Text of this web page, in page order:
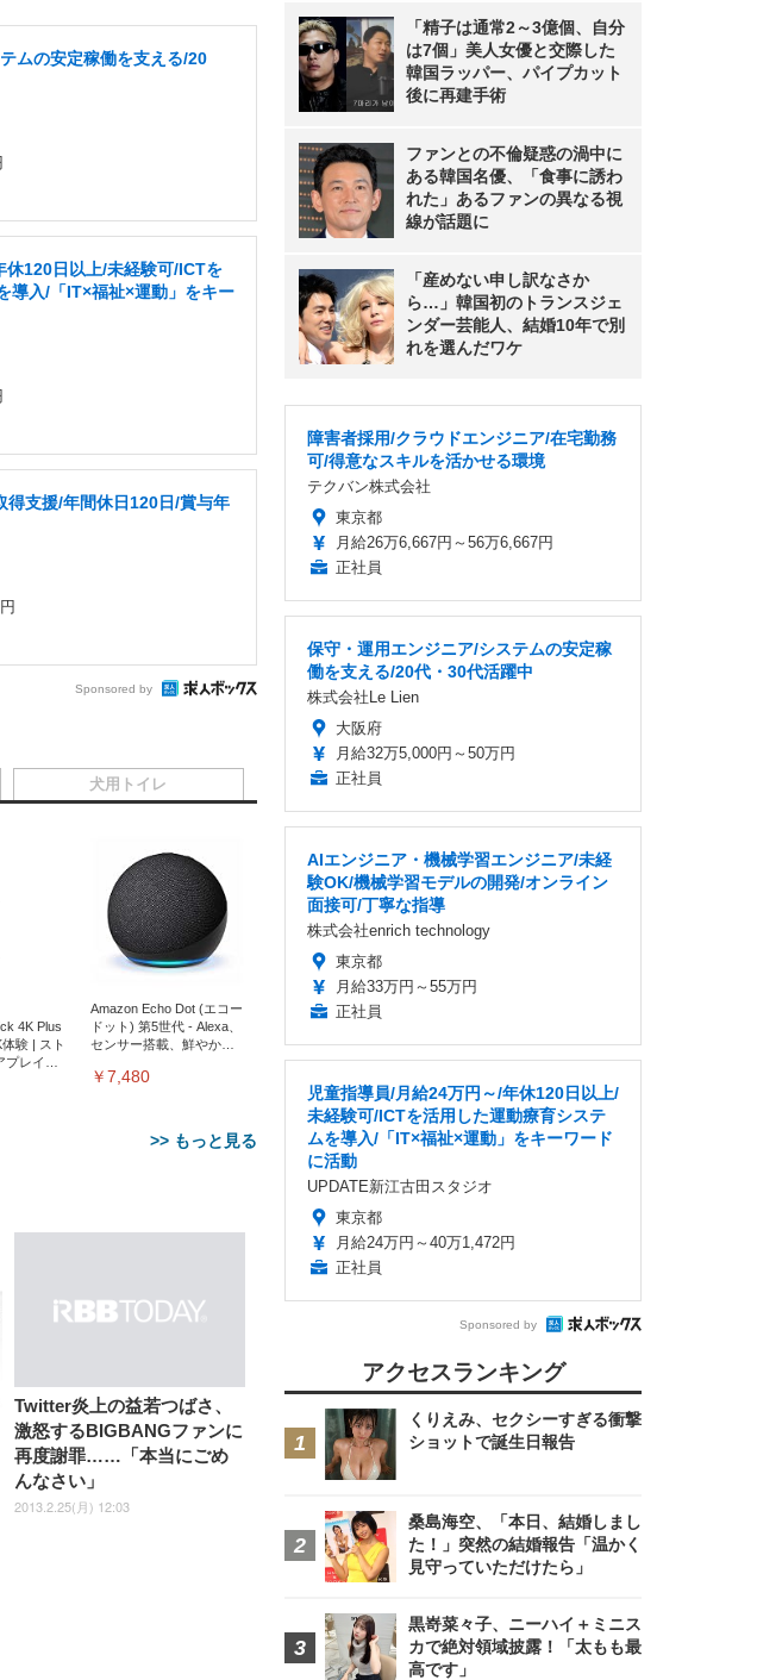
ムの安定稼働を支える/20
休120日以上/未経験可/ICTを
導入/「IT×福祉×運動」をキー
得支援/年間休日120日/賞与年
Sponsored by
4K Plus
験 | スト
レイヤ
Amazon Echo Dot (エコー
ドット) 第5世代 - Alexa、
センサー搭載、鮮やかな
￥7,480
>> もっと見る
ワーク
スト 30度
工学 椅子
上げ式ア
レスト
クッショ
メッシュ
用 おし
ッシュ 通気性 ランバーサ
ポート付き 腰サポート ガ
ス圧無段階昇降 360度回
転 キャスター付き コンパ
84～96cm テレワーク 在
宅勤務 ブラック
￥4,139
ス
Gaming Monitor 24” Essential ゲ
ーミングモニター QD 24.5インチ
1ms FHD 量子ドット 残像低減 (3
年保証 | 輝点保証 | 日本メーカー)
￥34,980
犬用トイレ
限定】
スオーヤマ
お徳用
(ケース
ュラー 200枚入
【Amazon.co.jp限定】
￥3,731
Twitter炎上の益若つばさ、
激怒するBIGBANGファンに
再度謝罪……「本当にごめ
んなさい」
2013.2.25(月) 12:03
「精子は通常2～3億個、自分
は7個」美人女優と交際した
韓国ラッパー、パイプカット
後に再建手術
ファンとの不倫疑惑の渦中に
ある韓国名優、「食事に誘わ
れた」あるファンの異なる視
線が話題に
「産めない申し訳なさか
ら…」韓国初のトランスジェ
ンダー芸能人、結婚10年で別
れを選んだワケ
障害者採用/クラウドエンジニア/在宅勤務
可/得意なスキルを活かせる環境
テクバン株式会社
東京都
月給26万6,667円～56万6,667円
正社員
保守・運用エンジニア/システムの安定稼
働を支える/20代・30代活躍中
株式会社Le Lien
大阪府
月給32万5,000円～50万円
正社員
AIエンジニア・機械学習エンジニア/未経
験OK/機械学習モデルの開発/オンライン
面接可/丁寧な指導
株式会社enrich technology
東京都
月給33万円～55万円
正社員
児童指導員/月給24万円～/年休120日以上/
未経験可/ICTを活用した運動療育システ
ムを導入/「IT×福祉×運動」をキーワード
に活動
UPDATE新江古田スタジオ
東京都
月給24万円～40万1,472円
正社員
Sponsored by
アクセスランキング
くりえみ、セクシーすぎる衝撃
ショットで誕生日報告
桑島海空、「本日、結婚しまし
た！」突然の結婚報告「温かく
見守っていただけたら」
黒嵜菜々子、ニーハイ＋ミニス
カで絶対領域披露！「太もも最
高です」